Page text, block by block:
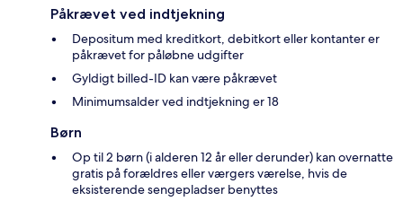
Påkrævet ved indtjekning
Depositum med kreditkort, debitkort eller kontanter er
påkrævet for påløbne udgifter
Gyldigt billed-ID kan være påkrævet
Minimumsalder ved indtjekning er 18
Børn
Op til 2 børn (i alderen 12 år eller derunder) kan overnatte
gratis på forældres eller værgers værelse, hvis de
eksisterende sengepladser benyttes